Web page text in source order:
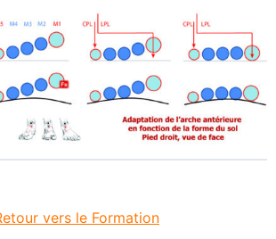
vers le Formation